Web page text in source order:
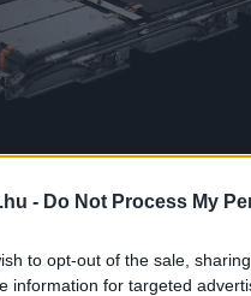
- Do Not Process My
to opt-out of the sale,
information for targeted
egészen pontosan 49,4